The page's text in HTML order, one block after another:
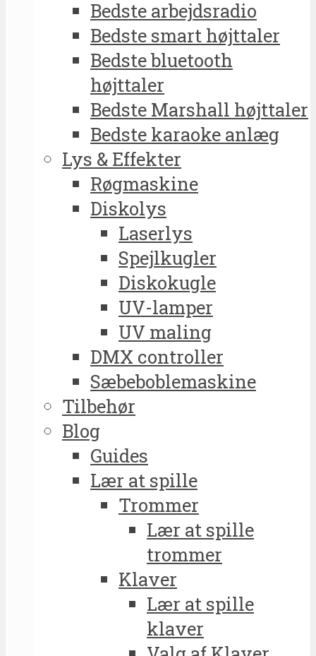
Bedste arbejdsradio
Bedste smart højttaler
Bedste bluetooth
højttaler
Bedste Marshall højttaler
Bedste karaoke anlæg
Lys & Effekter
Røgmaskine
Diskolys
Laserlys
Spejlkugler
Diskokugle
UV-lamper
UV maling
DMX controller
Sæbeboblemaskine
Tilbehør
Blog
Guides
Lær at spille
Trommer
Lær at spille
trommer
Klaver
Lær at spille
klaver